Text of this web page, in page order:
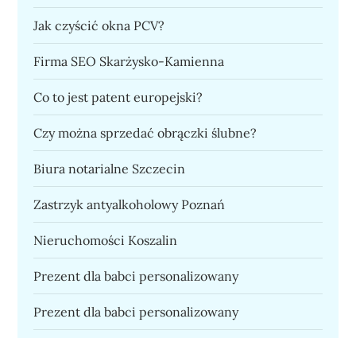
Jak czyścić okna PCV?
Firma SEO Skarżysko-Kamienna
Co to jest patent europejski?
Czy można sprzedać obrączki ślubne?
Biura notarialne Szczecin
Zastrzyk antyalkoholowy Poznań
Nieruchomości Koszalin
Prezent dla babci personalizowany
Prezent dla babci personalizowany